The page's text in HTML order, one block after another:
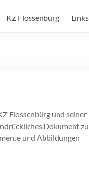
KZ Flossenbürg Links
Flossenbürg und seiner
Dokument zu
und Abbildungen